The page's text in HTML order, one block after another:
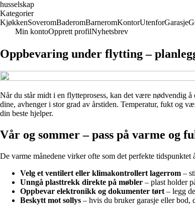
husselskap
Kategorier
KjøkkenSoveromBaderomBarneromKontorUtenforGarasje
Min kontoOpprett profilNyhetsbrev
Oppbevaring under flytting –
Når du står midt i en flytteprosess, kan det være nødvendig
dine, avhenger i stor grad av årstiden. Temperatur, fukt og
din beste hjelper.
Vår og sommer – pass på varme og
De varme månedene virker ofte som det perfekte
Velg et ventilert eller klimakontrollert lagerrom –
Unngå plasttrekk direkte på møbler – plast holder
Oppbevar elektronikk og dokumenter tørt – legg
Beskytt mot sollys – hvis du bruker garasje eller